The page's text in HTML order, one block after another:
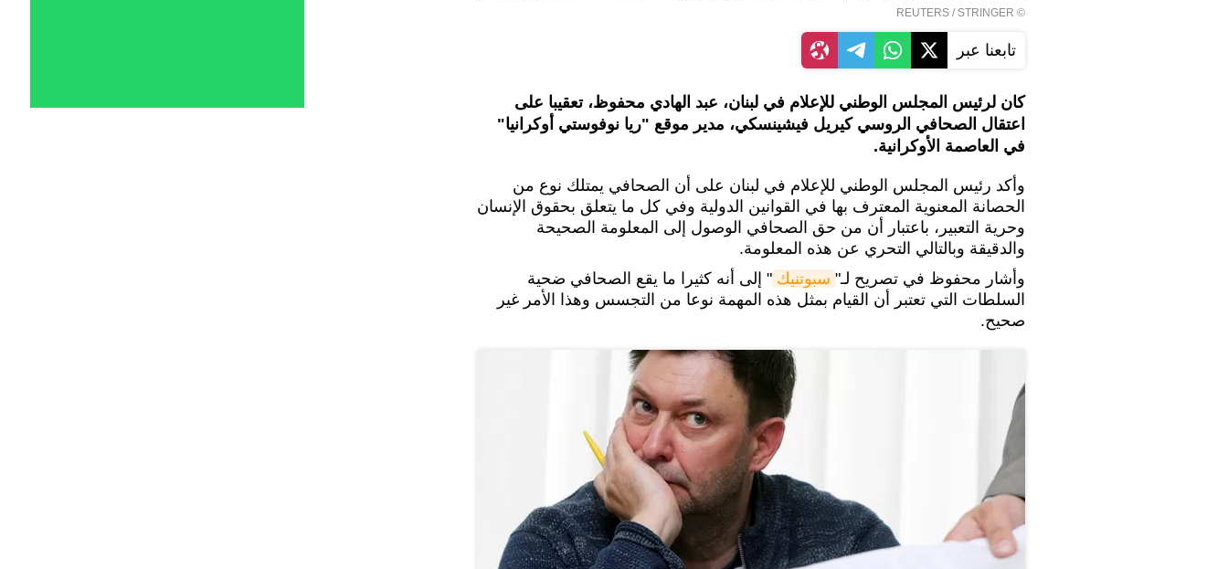
©
REUTERS / STRINGER
تابعنا عبر
كان لرئيس المجلس الوطني للإعلام في لبنان، عبد الهادي محفوظ، تعقيبا على
اعتقال الصحافي الروسي كيريل فيشينسكي، مدير موقع "ريا نوفوستي أوكرانيا"
في العاصمة الأوكرانية.
وأكد رئيس المجلس الوطني للإعلام في لبنان على أن الصحافي يمتلك نوع من
الحصانة المعنوية المعترف بها في القوانين الدولية وفي كل ما يتعلق بحقوق الإنسان
وحرية التعبير، باعتبار أن من حق الصحافي الوصول إلى المعلومة الصحيحة
والدقيقة وبالتالي التحري عن هذه المعلومة.
وأشار محفوظ في تصريح لـ" سبوتنيك " إلى أنه كثيرا ما يقع الصحافي ضحية
السلطات التي تعتبر أن القيام بمثل هذه المهمة نوعا من التجسس وهذا الأمر غير
صحيح.